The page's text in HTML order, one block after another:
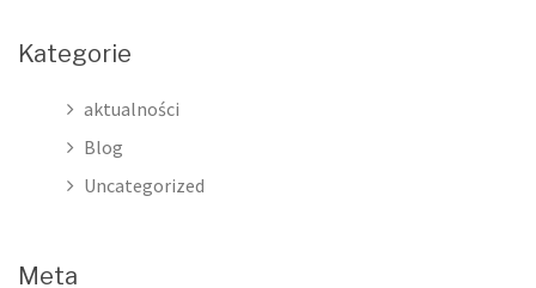
Kategorie
aktualności
Blog
Uncategorized
Meta